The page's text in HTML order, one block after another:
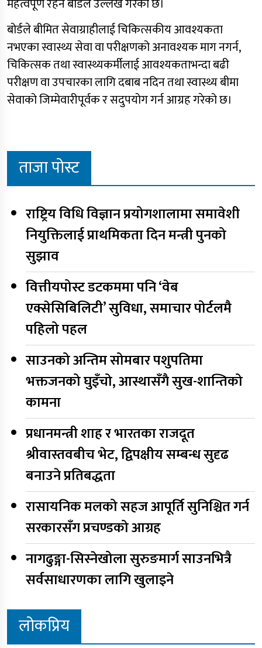
बोर्डले बीमित सेवाग्राहीलाई चिकित्सकीय आवश्यकता
नभएका स्वास्थ्य सेवा वा परीक्षणको अनावश्यक माग नगर्न,
चिकित्सक तथा स्वास्थ्यकर्मीलाई आवश्यकताभन्दा बढी
परीक्षण वा उपचारका लागि दबाब नदिन तथा स्वास्थ्य बीमा
सेवाको जिम्मेवारीपूर्वक र सदुपयोग गर्न आग्रह गरेको छ।
ताजा पोस्ट
राष्ट्रिय विधि विज्ञान प्रयोगशालामा समावेशी
नियुक्तिलाई प्राथमिकता दिन मन्त्री पुनको
सुझाव
वित्तीयपोस्ट डटकममा पनि ‘वेब
एक्सेसिबिलिटी’ सुविधा, समाचार पोर्टलमै
पहिलो पहल
साउनको अन्तिम सोमबार पशुपतिमा
भक्तजनको घुइँचो, आस्थासँगै सुख-शान्तिको
कामना
प्रधानमन्त्री शाह र भारतका राजदूत
श्रीवास्तवबीच भेट, द्विपक्षीय सम्बन्ध सुदृढ
बनाउने प्रतिबद्धता
रासायनिक मलको सहज आपूर्ति सुनिश्चित गर्न
सरकारसँग प्रचण्डको आग्रह
नागढुङ्गा-सिस्नेखोला सुरुङमार्ग साउनभित्रै
सर्वसाधारणका लागि खुलाइने
लोकप्रिय